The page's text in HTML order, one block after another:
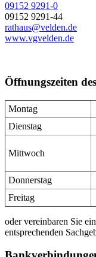
09152 9291-0
09152 9291-44
rathaus@velden.de
www.vgvelden.de
Öffnungszeiten
Montag
Dienstag
Mittwoch
Donnerstag
Freitag
oder vereinbaren Sie
entsprechenden